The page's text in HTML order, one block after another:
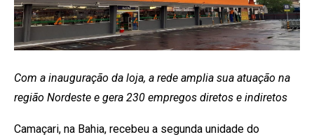
Com a inauguração da loja, a rede amplia sua atuação na
região Nordeste e gera 230 empregos diretos e indiretos
Camaçari, na Bahia, recebeu a segunda unidade do